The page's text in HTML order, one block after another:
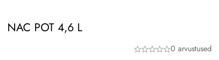
NAC POT 4,6 L
0 arvustused